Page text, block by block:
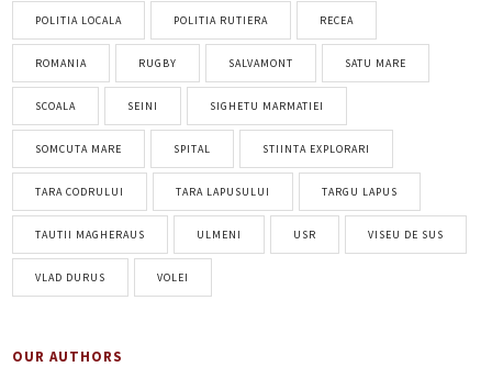
POLITIA LOCALA POLITIA RUTIERA RECEA
ROMANIA RUGBY SALVAMONT SATU MARE
SCOALA SEINI SIGHETU MARMATIEI
SOMCUTA MARE SPITAL STIINTA EXPLORARI
TARA CODRULUI TARA LAPUSULUI TARGU LAPUS
TAUTII MAGHERAUS ULMENI USR VISEU DE SUS
VLAD DURUS VOLEI
OUR AUTHORS